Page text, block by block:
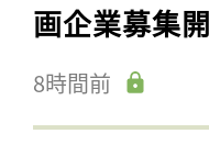
画企業募集
8時間前